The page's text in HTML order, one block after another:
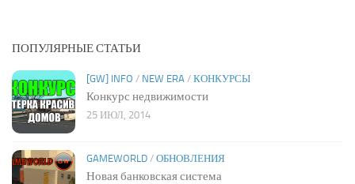
ПОПУЛЯРНЫЕ СТАТЬИ
[GW] INFO / NEW ERA / КОНКУРСЫ
Конкурс недвижимости
25 ИЮЛ, 2014
GAMEWORLD / ОБНОВЛЕНИЯ
Новая банковская система